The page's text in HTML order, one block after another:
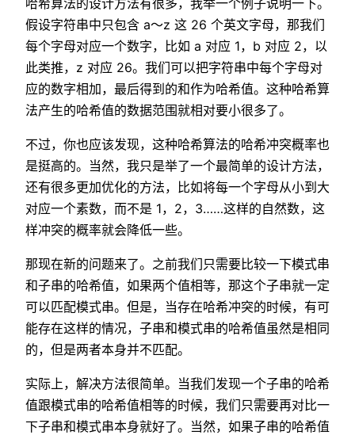
哈希算法的设计方法有很多，我举一个例子说明一下。
假设字符串中只包含 a～z 这 26 个英文字母，那我们
每个字母对应一个数字，比如 a 对应 1，b 对应 2，以
此类推，z 对应 26。我们可以把字符串中每个字母对
应的数字相加，最后得到的和作为哈希值。这种哈希算
法产生的哈希值的数据范围就相对要小很多了。
不过，你也应该发现，这种哈希算法的哈希冲突概率也
是挺高的。当然，我只是举了一个最简单的设计方法，
还有很多更加优化的方法，比如将每一个字母从小到大
对应一个素数，而不是 1，2，3……这样的自然数，这
样冲突的概率就会降低一些。
那现在新的问题来了。之前我们只需要比较一下模式串
和子串的哈希值，如果两个值相等，那这个子串就一定
可以匹配模式串。但是，当存在哈希冲突的时候，有可
能存在这样的情况，子串和模式串的哈希值虽然是相同
的，但是两者本身并不匹配。
实际上，解决方法很简单。当我们发现一个子串的哈希
值跟模式串的哈希值相等的时候，我们只需要再对比一
下子串和模式串本身就好了。当然，如果子串的哈希值